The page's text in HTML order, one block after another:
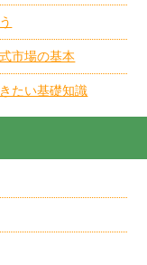
市場の基本
たい基礎知識